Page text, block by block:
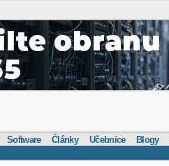
Software Články Učebnice Blogy